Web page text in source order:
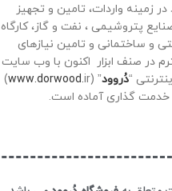
زمینه واردات، تامین و تجهیز
پتروشیمی ، نفت و گاز، کارگاه
و ساختمانی و تامین نیازهای
در صنف ابزار اکنون با وب سایت
“دُروود” (
www.dorwood.
ir)
خدمت گذاری آماده است.